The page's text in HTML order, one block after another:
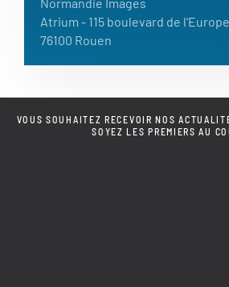
Atrium - 115 boulevard de l'Europe
76100 Rouen
VOUS SOUHAITEZ RECEVOIR NOS
SOYEZ LES PREMIERS AU